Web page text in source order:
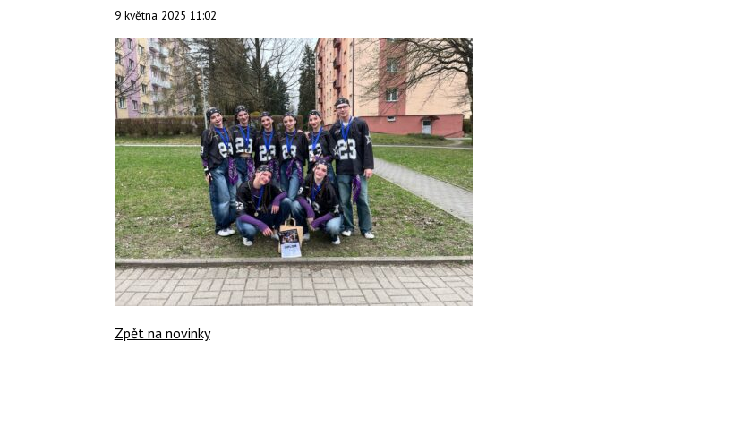
9 května 2025 11:02
Zpět na novinky